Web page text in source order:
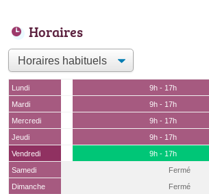
Horaires
Lundi
9h - 17h
Mardi
9h - 17h
Mercredi
9h - 17h
Jeudi
9h - 17h
Vendredi
9h - 17h
Samedi
Fermé
Dimanche
Fermé